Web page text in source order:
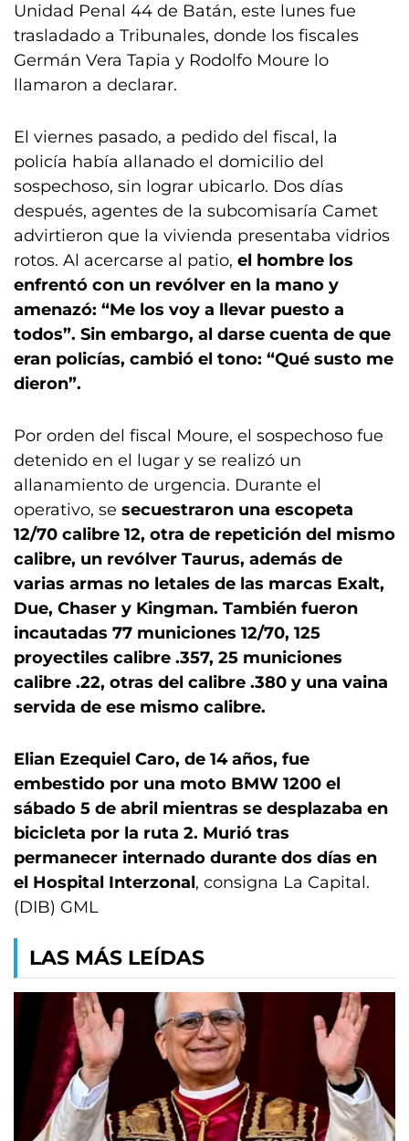
Unidad Penal 44 de Batán, este lunes fue
trasladado a Tribunales, donde los fiscales
Germán Vera Tapia y Rodolfo Moure lo
llamaron a declarar.
El viernes pasado, a pedido del fiscal, la
policía había allanado el domicilio del
sospechoso, sin lograr ubicarlo. Dos días
después, agentes de la subcomisaría Camet
advirtieron que la vivienda presentaba vidrios
rotos. Al acercarse al patio, el hombre los
enfrentó con un revólver en la mano y
amenazó: “Me los voy a llevar puesto a
todos”. Sin embargo, al darse cuenta de que
eran policías, cambió el tono: “Qué susto me
dieron”.
Por orden del fiscal Moure, el sospechoso fue
detenido en el lugar y se realizó un
allanamiento de urgencia. Durante el
operativo, se secuestraron una escopeta
12/70 calibre 12, otra de repetición del mismo
calibre, un revólver Taurus, además de
varias armas no letales de las marcas Exalt,
Due, Chaser y Kingman. También fueron
incautadas 77 municiones 12/70, 125
proyectiles calibre .357, 25 municiones
calibre .22, otras del calibre .380 y una vaina
servida de ese mismo calibre.
Elian Ezequiel Caro, de 14 años, fue
embestido por una moto BMW 1200 el
sábado 5 de abril mientras se desplazaba en
bicicleta por la ruta 2. Murió tras
permanecer internado durante dos días en
el Hospital Interzonal, consigna La Capital.
(DIB) GML
LAS MÁS LEÍDAS